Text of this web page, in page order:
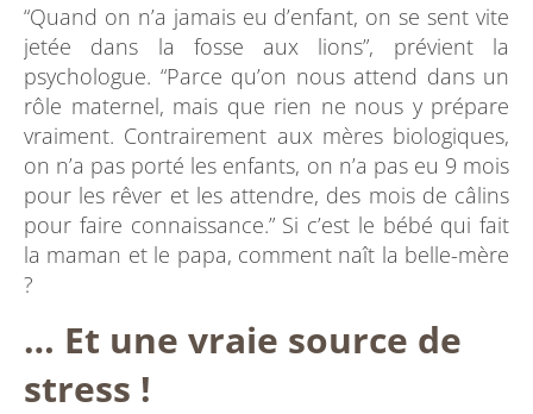
“Quand on n’a jamais eu d’enfant, on se sent vite
jetée dans la fosse aux lions”, prévient la
psychologue. “Parce qu’on nous attend dans un
rôle maternel, mais que rien ne nous y prépare
vraiment. Contrairement aux mères biologiques,
on n’a pas porté les enfants, on n’a pas eu 9 mois
pour les rêver et les attendre, des mois de câlins
pour faire connaissance.” Si c’est le bébé qui fait
la maman et le papa, comment naît la belle-mère
?
… Et une vraie source de
stress !